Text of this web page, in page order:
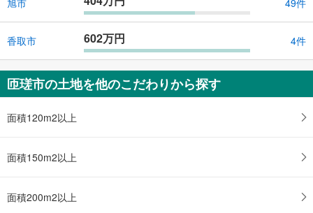
旭市 49件
香取市 602万円 4件
匝瑳市の土地を他のこだわりから探す
面積120m2以上
面積150m2以上
面積200m2以上